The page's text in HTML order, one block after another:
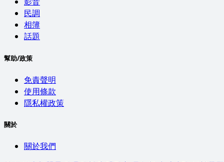
民調
相簿
話題
幫助/政策
免責聲明
使用條款
隱私權政策
關於
關於我們